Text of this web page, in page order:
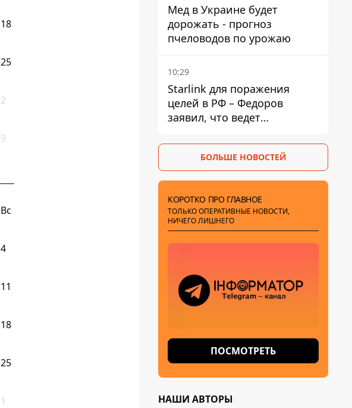
18
25
2
9
Вс
4
11
18
25
1
Мед в Украине будет
дорожать - прогноз
пчеловодов по урожаю
10:29
Starlink для поражения
целей в РФ – Федоров
заявил, что ведет
Маском
БОЛЬШЕ НОВОСТЕЙ
КОРОТКО ПРО ГЛАВНОЕ
ТОЛЬКО ОПЕРАТИВНЫЕ НОВОСТИ,
НИЧЕГО ЛИШНЕГО
ПОСМОТРЕТЬ
НАШИ АВТОРЫ